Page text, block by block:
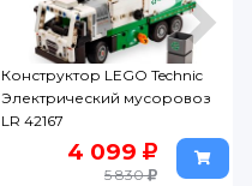
Конструктор LEGO Technic
Электрический мусоровоз
LR 42167
4 099
5 830